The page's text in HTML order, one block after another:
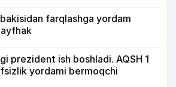
farqlashga yordam
prezident ish boshladi. AQSH 1
yordami bermoqchi